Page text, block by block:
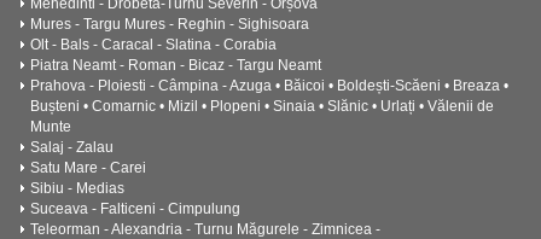
Mures - Targu Mures - Reghin - Sighisoara
Olt - Bals - Caracal - Slatina - Corabia
Piatra Neamt - Roman - Bicaz - Targu Neamt
Prahova - Ploiesti - Câmpina - Azuga • Băicoi • Boldești-Scăeni • Breaza •
Bușteni • Comarnic • Mizil • Plopeni • Sinaia • Slănic • Urlați • Vălenii de
Munte
Salaj - Zalau
Satu Mare - Carei
Sibiu - Medias
Suceava - Falticeni - Cimpulung
Teleorman - Alexandria - Turnu Măgurele - Zimnicea -